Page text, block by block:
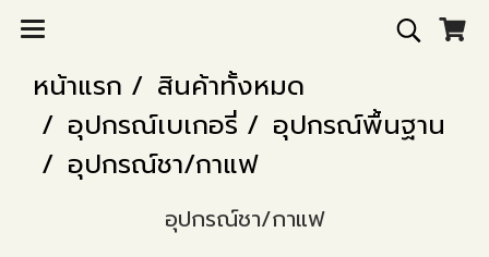
หน้าแรก
สินค้าทั้งหมด
อุปกรณ์เบเกอรี่
อุปกรณ์พื้นฐาน
อุปกรณ์ชา/กาแฟ
อุปกรณ์ชา/กาแฟ